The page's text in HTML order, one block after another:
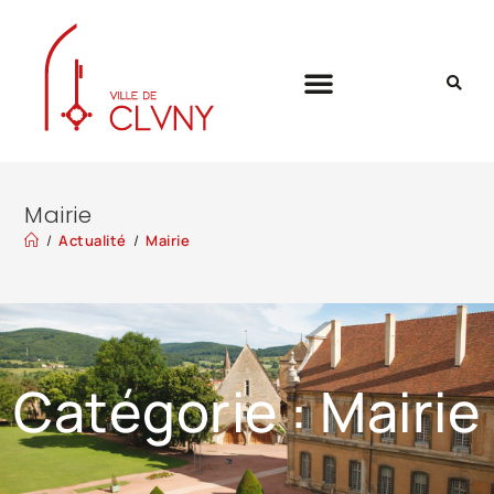
Mairie
/ Actualité / Mairie
Catégorie : Mairie